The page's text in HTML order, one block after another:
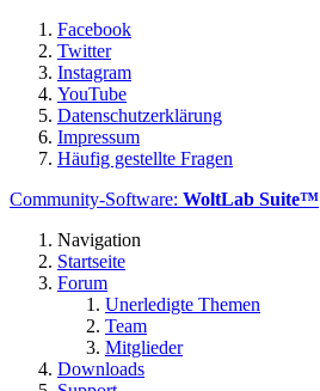
Facebook
Twitter
Instagram
YouTube
Datenschutzerklärung
Impressum
Häufig gestellte Fragen
Community-Software: WoltLab Suite™
Navigation
Startseite
Forum
Unerledigte Themen
Team
Mitglieder
Downloads